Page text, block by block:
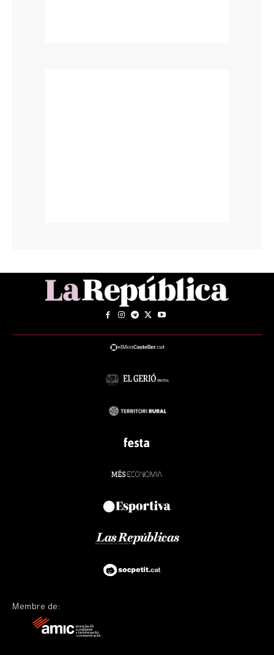
Membre de: